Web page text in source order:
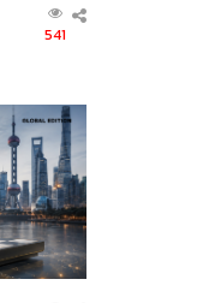
541